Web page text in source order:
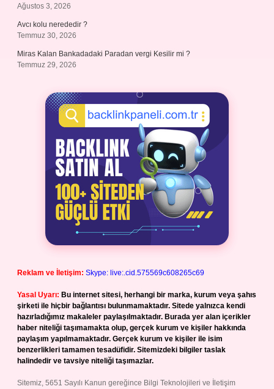
Ağustos 3, 2026
Avcı kolu nerededir ?
Temmuz 30, 2026
Miras Kalan Bankadadaki Paradan vergi Kesilir mi ?
Temmuz 29, 2026
Reklam ve İletişim: Skype: live:.cid.575569c608265c69
Yasal Uyarı: Bu internet sitesi, herhangi bir marka, kurum veya şahıs
şirketi ile hiçbir bağlantısı bulunmamaktadır. Sitede yalnızca kendi
hazırladığımız makaleler paylaşılmaktadır. Burada yer alan içerikler
haber niteliği taşımamakta olup, gerçek kurum ve kişiler hakkında
paylaşım yapılmamaktadır. Gerçek kurum ve kişiler ile isim
benzerlikleri tamamen tesadüfidir. Sitemizdeki bilgiler taslak
halindedir ve tavsiye niteliği taşımazlar.
Sitemiz, 5651 Sayılı Kanun gereğince Bilgi Teknolojileri ve İletişim